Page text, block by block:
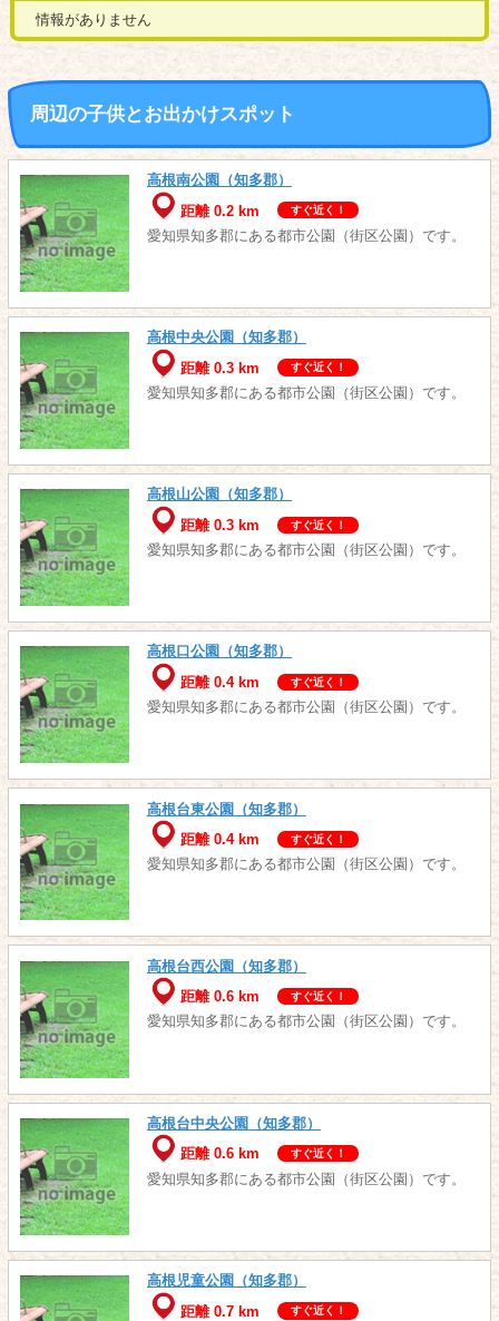
情報がありません
周辺の子供とお出かけスポット
高根南公園（知多郡）
距離 0.2 km
すぐ近く！
愛知県知多郡にある都市公園（街区公園）です。
高根中央公園（知多郡）
距離 0.3 km
すぐ近く！
愛知県知多郡にある都市公園（街区公園）です。
高根山公園（知多郡）
距離 0.3 km
すぐ近く！
愛知県知多郡にある都市公園（街区公園）です。
高根口公園（知多郡）
距離 0.4 km
すぐ近く！
愛知県知多郡にある都市公園（街区公園）です。
高根台東公園（知多郡）
距離 0.4 km
すぐ近く！
愛知県知多郡にある都市公園（街区公園）です。
高根台西公園（知多郡）
距離 0.6 km
すぐ近く！
愛知県知多郡にある都市公園（街区公園）です。
高根台中央公園（知多郡）
距離 0.6 km
すぐ近く！
愛知県知多郡にある都市公園（街区公園）です。
高根児童公園（知多郡）
距離 0.7 km
すぐ近く！